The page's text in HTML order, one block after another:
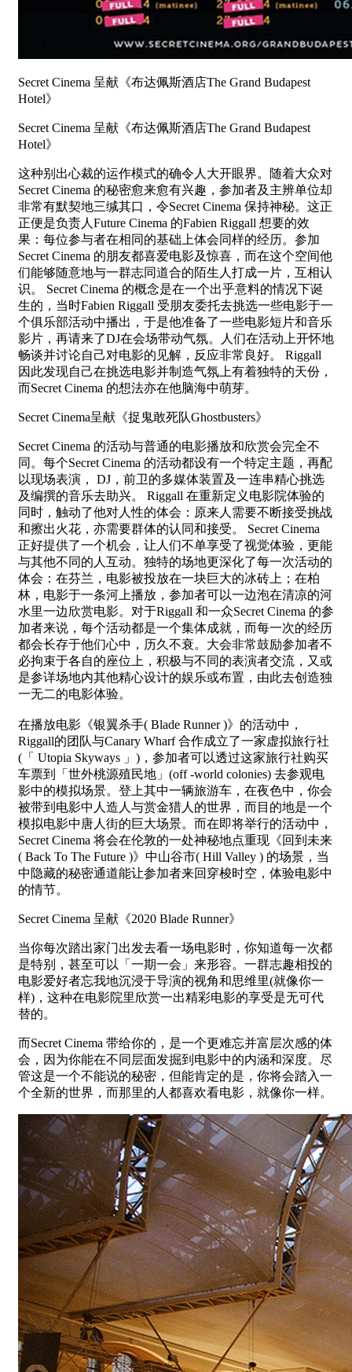
Secret Cinema 呈献《布达佩斯酒店The Grand Budapest
Hotel》
Secret Cinema 呈献《布达佩斯酒店The Grand Budapest
Hotel》
这种别​​出心裁的运作模式的确令人​​大开眼界。随着大众对
Secret Cinema 的秘密愈来愈有兴趣，参加者及主辨单位却
非常有默契地三缄其口，令Secret Cinema 保持神秘。这正
正便是负责人Future Cinema 的Fabien Riggall 想要的效
果：每位参与者在相同的基础上体会同样的经历。参加
Secret Cinema 的朋友都喜爱电影及惊喜，而在这个空间他
们能够随意地与一群志同道合的陌生人打成一片，互相认
识。 Secret Cinema 的概念是在一个出乎意料的情况下诞
生的，当时Fabien Riggall 受朋友委托去挑选一些电影于一
个俱乐部活动中播出，于是他准备了一些电影短片和音乐
影片，再请来了DJ在会场带动气氛。人们在活动上开怀地
畅谈并讨论自己对电影的见解，反应非常良好。 Riggall
因此发现自己在挑选电影并制造气氛上有着独特的天份，
而Secret Cinema 的想法亦在他脑海中萌芽。
Secret Cinema呈献《捉鬼敢死队Ghostbusters》
Secret Cinema 的活动与普通的电影播放和欣赏会完全不
同。每个Secret Cinema 的活动都设有一个特定主题，再配
以现场表演， DJ，前卫的多媒体装置及一连串精心挑选
及编撰的音乐去助兴。 Riggall 在重新定义电影院体验的
同时，触动了他对人性的体会：原来人需要不断接受挑战
和擦出火花，亦需要群体的认同和接受。 Secret Cinema
正好提供了一个机会，让人们不单享受了视觉体验，更能
与其他不同的人互动。独特的场地更深化了每一次活动的
体会：在芬兰，电影被投放在一块巨大的冰砖上；在柏
林，电影于一条河上播放，参加者可以一边泡在清凉的河
水里一边欣赏电影。对于Riggall 和一众Secret Cinema 的参
加者来说，每个活动都是一个集体成就，而每一次的经历
都会长存于他们心中，历久不衰。大会非常鼓励参加者不
必拘束于各自的座位上，积极与不同的表演者交流，又或
是参详场地内其他精心设计的娱乐或布置，由此去创造独
一无二的电影体验。
在播放电影《银翼杀手( Blade Runner )》的活动中，
Riggall的团队与Canary Wharf 合作成立了一家虚拟旅行社
(「 Utopia Skyways 」)，参加者可以透过这家旅行社购买
车票到「世外桃源殖民地」(off -world colonies) 去参观电
影中的模拟场景。登上其中一辆旅游车，在夜色中，你会
被带到电影中人造人与赏金猎人的世界，而目的地是一个
模拟电影中唐人街的巨大场景。而在即将举行的活动中，
Secret Cinema 将会在伦敦的一处神秘地点重现《回到未来
( Back To The Future )》中山谷市( Hill Valley ) 的场景，当
中隐藏的秘密通道能让参加者来回穿梭时空，体验电影中
的情节。
Secret Cinema 呈献《2020 Blade Runner》
当你每次踏出家门出发去看一场电影时，你知道每一次都
是特别，甚至可以「一期一会」来形容。一群志趣相投的
电影爱好者忘我地沉浸于导演的视角和思维里(就像你一
样)，这种在电影院里欣赏一出精彩电影的享受是无可代
替的。
而Secret Cinema 带给你的，是一个更难忘并富层次感的体
会，因为你能在不同层面发掘到电影中的内涵和深度。尽
管这是一个不能说的秘密，但能肯定的是，你将会踏入一
个全新的世界，而那里的人都喜欢看电影，就像你一样。